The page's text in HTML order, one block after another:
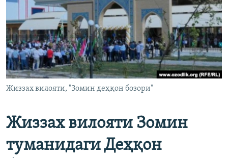
Жиззах вилояти, "Зомин деҳқон бозори"
Жиззах вилояти Зомин
туманидаги Деҳқон